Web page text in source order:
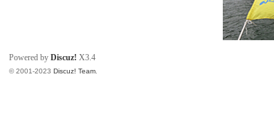
Powered byDiscuz! X3.4
© 2001-2023Discuz! Team